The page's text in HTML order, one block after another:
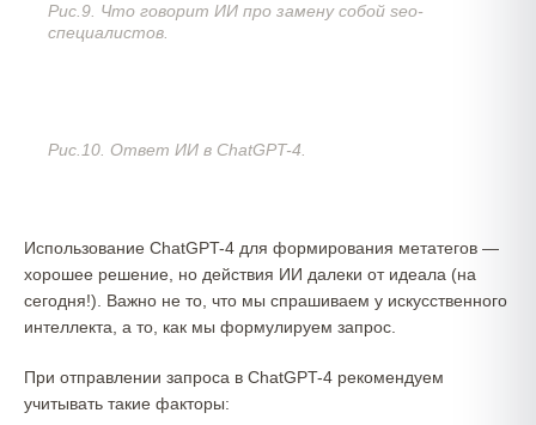
Рис.9. Что говорит ИИ про замену собой seo-
специалистов.
Рис.10. Ответ ИИ в ChatGPT-4.
Использование ChatGPT-4 для формирования метатегов —
хорошее решение, но действия ИИ далеки от идеала (на
сегодня!). Важно не то, что мы спрашиваем у искусственного
интеллекта, а то, как мы формулируем запрос.
При отправлении запроса в ChatGPT-4 рекомендуем
учитывать такие факторы: